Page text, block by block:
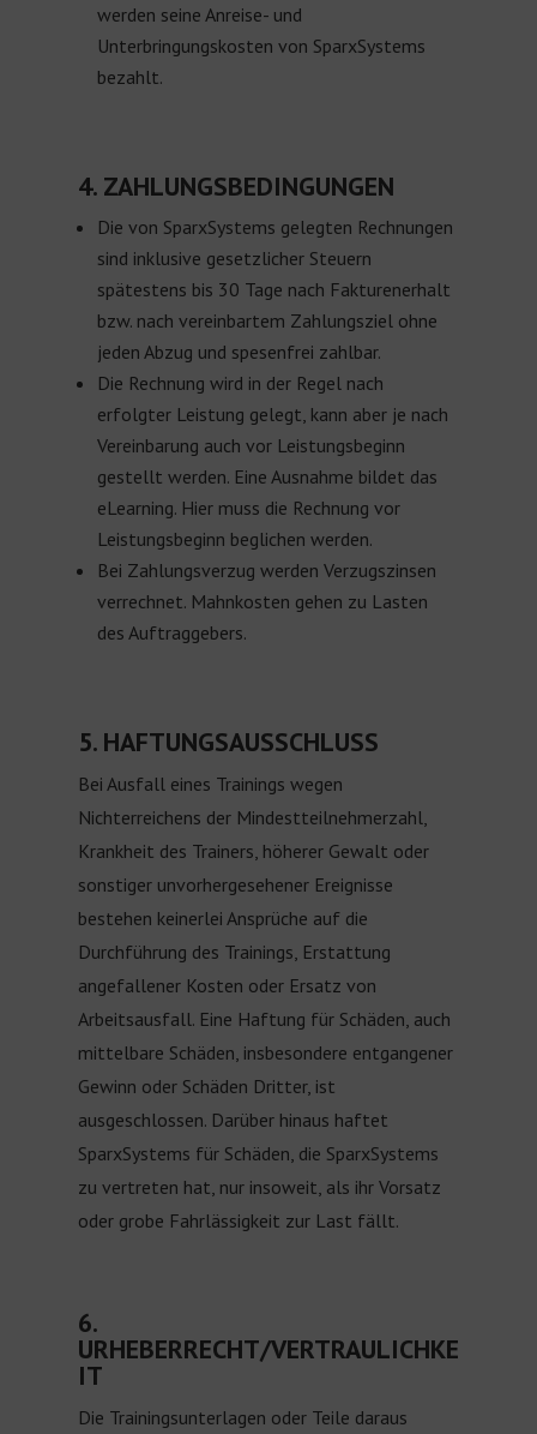
werden seine Anreise- und
Unterbringungskosten von SparxSystems
bezahlt.
4. ZAHLUNGSBEDINGUNGEN
Die von SparxSystems gelegten Rechnungen
sind inklusive gesetzlicher Steuern
spätestens bis 30 Tage nach Fakturenerhalt
bzw. nach vereinbartem Zahlungsziel ohne
jeden Abzug und spesenfrei zahlbar.
Die Rechnung wird in der Regel nach
erfolgter Leistung gelegt, kann aber je nach
Vereinbarung auch vor Leistungsbeginn
gestellt werden. Eine Ausnahme bildet das
eLearning. Hier muss die Rechnung vor
Leistungsbeginn beglichen werden.
Bei Zahlungsverzug werden Verzugszinsen
verrechnet. Mahnkosten gehen zu Lasten
des Auftraggebers.
5. HAFTUNGSAUSSCHLUSS
Bei Ausfall eines Trainings wegen
Nichterreichens der Mindestteilnehmerzahl,
Krankheit des Trainers, höherer Gewalt oder
sonstiger unvorhergesehener Ereignisse
bestehen keinerlei Ansprüche auf die
Durchführung des Trainings, Erstattung
angefallener Kosten oder Ersatz von
Arbeitsausfall. Eine Haftung für Schäden, auch
mittelbare Schäden, insbesondere entgangener
Gewinn oder Schäden Dritter, ist
ausgeschlossen. Darüber hinaus haftet
SparxSystems für Schäden, die SparxSystems
zu vertreten hat, nur insoweit, als ihr Vorsatz
oder grobe Fahrlässigkeit zur Last fällt.
6.
URHEBERRECHT/VERTRAULICHKE
IT
Die Trainingsunterlagen oder Teile daraus